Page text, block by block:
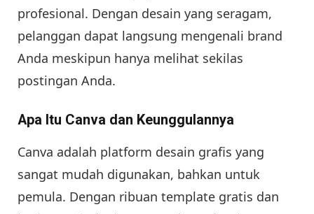
profesional. Dengan desain yang seragam,
pelanggan dapat langsung mengenali brand
Anda meskipun hanya melihat sekilas
postingan Anda.
Apa Itu Canva dan Keunggulannya
Canva adalah platform desain grafis yang
sangat mudah digunakan, bahkan untuk
pemula. Dengan ribuan template gratis dan